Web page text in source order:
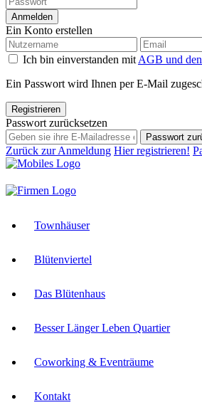
Anmelden
Ein Konto erstellen
Ich bin einverstanden mit AGB und
Ein Passwort wird Ihnen per E-Mail
Registrieren
Passwort zurücksetzen
Passwort
Zurück zur Anmeldung Hier registrieren!
Townhäuser
Blütenviertel
Das Blütenhaus
Besser Länger Leben Quartier
Coworking & Eventräume
Kontakt